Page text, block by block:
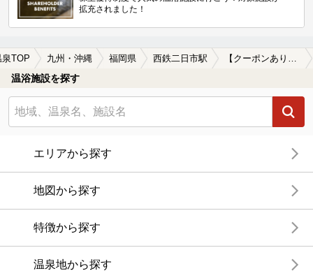
拡充されました！
泉TOP 九州・沖縄 福岡県 西鉄二日市駅
温浴施設を探す
エリアから探す
地図から探す
特徴から探す
温泉地から探す